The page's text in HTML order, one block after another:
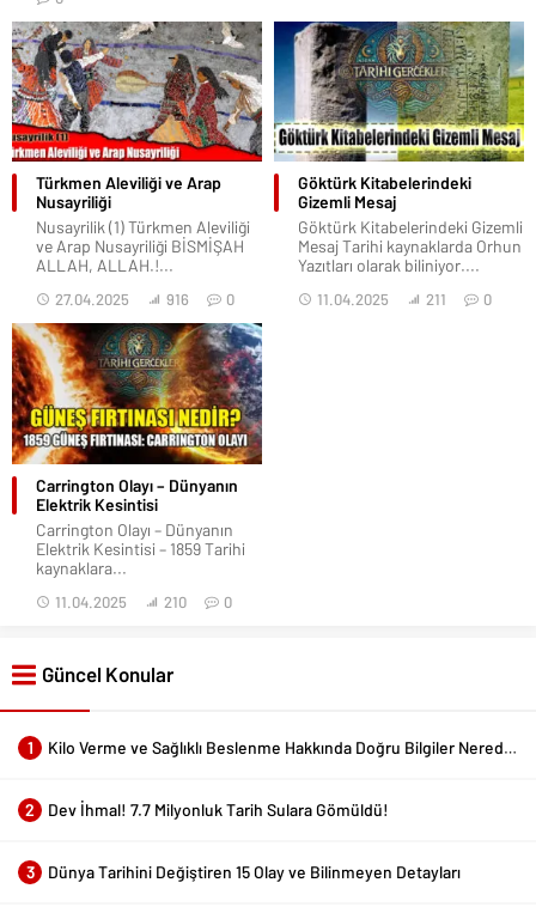
Türkmen Aleviliği ve Arap
Nusayriliği
Nusayrilik (1) Türkmen Aleviliği
ve Arap Nusayriliği BİSMİŞAH
ALLAH, ALLAH.!...
27.04.2025 916 0
Göktürk Kitabelerindeki
Gizemli Mesaj
Göktürk Kitabelerindeki Gizemli
Mesaj Tarihi kaynaklarda Orhun
Yazıtları olarak biliniyor....
11.04.2025 211 0
Carrington Olayı – Dünyanın
Elektrik Kesintisi
Carrington Olayı – Dünyanın
Elektrik Kesintisi – 1859 Tarihi
kaynaklara...
11.04.2025 210 0
Güncel Konular
1 Kilo Verme ve Sağlıklı Beslenme Hakkında Doğru Bilgiler Nerede Bulunur?
2 Dev İhmal! 7.7 Milyonluk Tarih Sulara Gömüldü!
3 Dünya Tarihini Değiştiren 15 Olay ve Bilinmeyen Detayları